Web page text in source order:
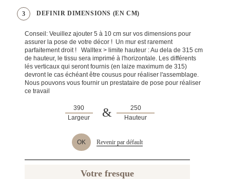
3 DEFINIR DIMENSIONS (EN CM)
Conseil: Veuillez ajouter 5 à 10 cm sur vos dimensions pour
assurer la pose de votre décor ! Un mur est rarement
parfaitement droit ! Walltex > limite hauteur : Au dela de 315 cm
de hauteur, le tissu sera imprimé à l'horizontale. Les différents
lés verticaux qui seront fournis (en laize maximum de 315)
devront le cas échéant être cousus pour réaliser l'assemblage.
Nous pouvons vous fournir un prestataire de pose pour réaliser
ce travail
Largeur & Hauteur
OK Revenir par défault
Votre fresque